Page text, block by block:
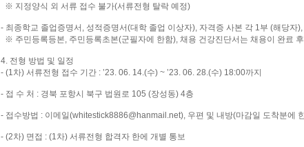
※ 지정양식 외 서류 접수 불가(서류전형 탈락 예정)
- 최종학교 졸업증명서, 성적증명서(대학 졸업 이상자), 자격증 사본 각 1부 (해당자),
※ 주민등록등본, 주민등록초본(군필자에 한함), 채용 건강진단서는 채용이 완료
4. 전형 방법 및 일정
- (1차) 서류전형 접수 기간 : ’23. 06. 14.(수) ~ ’23. 06. 28.(수) 18:00까지
- 접 수 처 : 경북 포항시 북구 법원로 105 (장성동) 4층
- 접수방법 : 이메일(whitestick8886@hanmail.net), 우편 및 내방(마감일 도착분에
- (2차) 면접 : (1차) 서류전형 합격자 한에 개별 통보